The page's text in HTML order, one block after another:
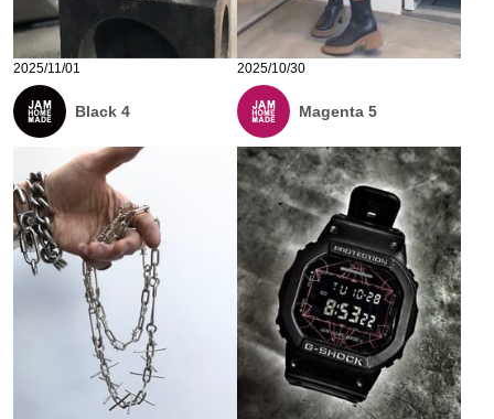
2025/11/01
Black 4
2025/10/30
Magenta 5